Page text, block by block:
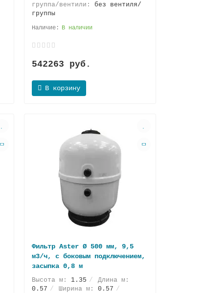
группа/вентили: без вентиля/
группы
В наличии
542263 руб.
В корзину
Фильтр Aster Ø 500 мм, 9,5
м3/ч, с боковым подключением,
засыпка 0,8 м
Высота м: 1.35
Длина м:
0.57
Ширина м: 0.57